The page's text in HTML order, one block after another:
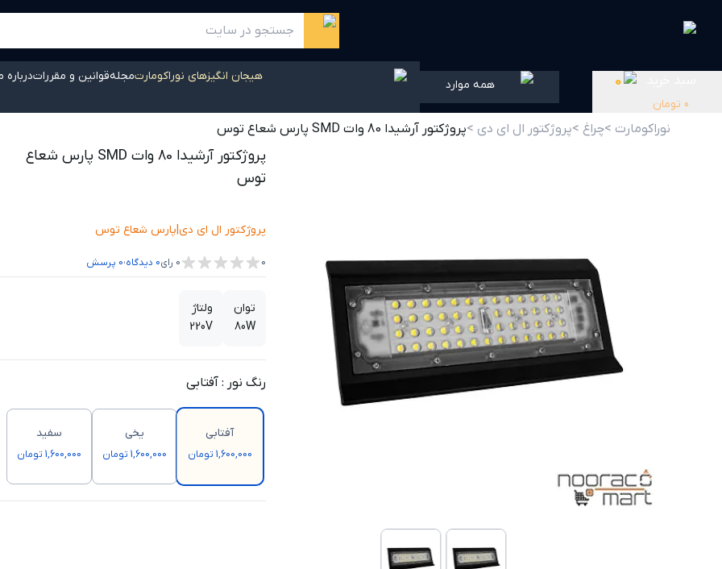
همه موارد
0 تومان
0 هیجان انگیزهای نوراکومارتمجلهقوانین و مقرراتدرباره
نوراکومارت >چراغ >پروژکتور ال ای دی >پروژکتور آرشیدا 80 وات SMD پارس شعاع توس
پروژکتور آرشیدا 80 وات SMD پارس شعاع
توس
پروژکتور ال ای دی|پارس شعاع توس
0
0 رای0 دیدگاه،0 پرسش
توان
80W
ولتاژ
220V
رنگ نور :آفتابی
آفتابی
1,600,000 تومان
یخی
1,600,000 تومان
سفید
1,600,000 تومان